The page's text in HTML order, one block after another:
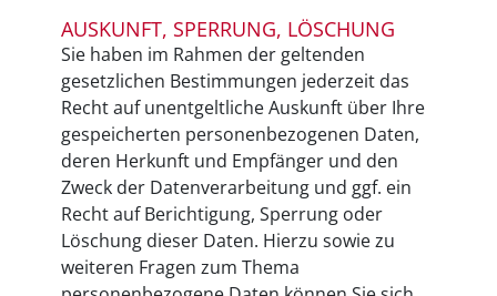
AUSKUNFT, SPERRUNG, LÖSCHUNG
Sie haben im Rahmen der geltenden
gesetzlichen Bestimmungen jederzeit das
Recht auf unentgeltliche Auskunft über Ihre
gespeicherten personenbezogenen Daten,
deren Herkunft und Empfänger und den
Zweck der Datenverarbeitung und ggf. ein
Recht auf Berichtigung, Sperrung oder
Löschung dieser Daten. Hierzu sowie zu
weiteren Fragen zum Thema